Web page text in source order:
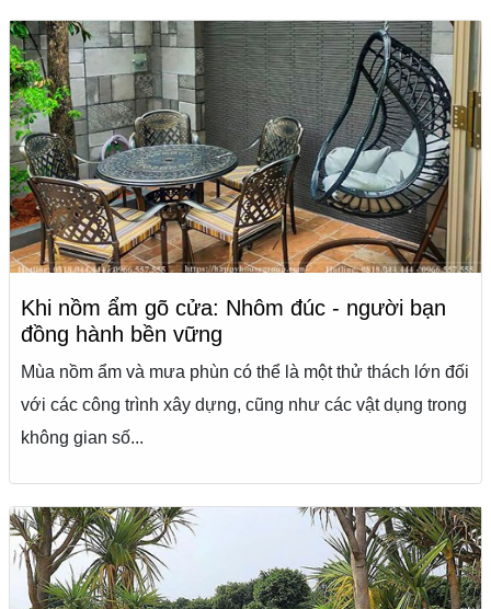
Khi nồm ẩm gõ cửa: Nhôm đúc - người bạn
đồng hành bền vững
Mùa nồm ẩm và mưa phùn có thể là một thử thách lớn đối
với các công trình xây dựng, cũng như các vật dụng trong
không gian số...